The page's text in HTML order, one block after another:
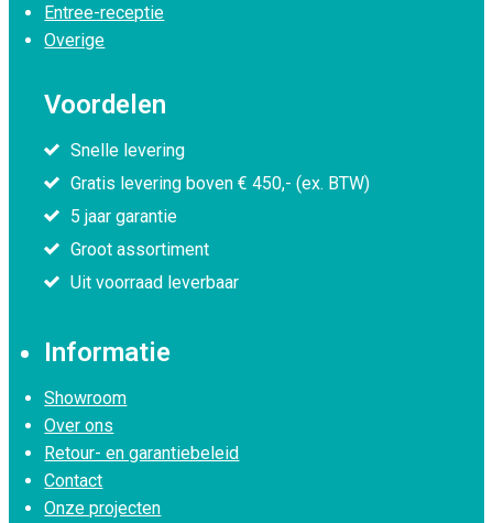
Entree-receptie
Overige
Voordelen
Snelle levering
Gratis levering boven € 450,- (ex. BTW)
5 jaar garantie
Groot assortiment
Uit voorraad leverbaar
Informatie
Showroom
Over ons
Retour- en garantiebeleid
Contact
Onze projecten